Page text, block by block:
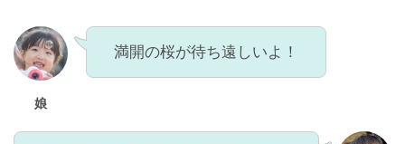
娘
満開の桜が待ち遠しいよ！